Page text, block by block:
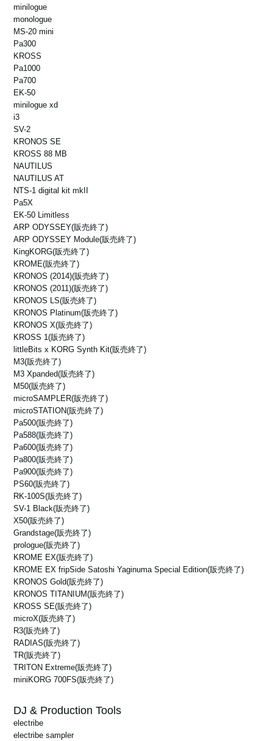
1.15 r56e
製品の追加: Pa5X
1.15 r51e
新製品のサポート: Keystage
1.15 r49e
新製品に対応: Liano, drumlogue, NTS-2
1.15 r45e
miniKORG 700FS をサポート
1.15 r43e
新製品に対応: NAUTILUS
1.15 r41e
新製品に対応: SQ-64
1.15 r38e
新製品に対応: volca sample
1.15 r36e
新製品をサポート: XE20
1.15 r35e
新製品に対応: SV-2, i3
1.15 r34e
新製品に対応: NTS-1 digital kit
1.15 r33e
Windows 10 V1903 で使用する場合の不具合を修正
1.15 r31e
B2/B2SP/B2N に対応、 Window 10 May 2019 Update (V1903) に対
応
1.15 r29e
新製品に対応: minilogue xd, KROME EX
新製品に対応: EK-50
1.15 r61e
Windows 10, Windows 11
1.15 r60e
1.15 r56e
Windows 10, Windows 11
1.15 r51e
Windows 10 (64bit のみ)
Windows 11
1.15 r49e
Windows 10, Windows 11
1.15 r45e
Windows 10 (32bit/64bit)
1.15 r43e
Windows 10 (32bit/64bit)
1.15 r41e
Windows 10 (32bit/64bit)
1.15 r38e
Windows 10 (32bit/64bit)
1.15 r36e
Windows 10 (32bit/64bit)
1.15 r35e
Windows 10 (32bit/64bit)
1.15 r34e
Windows 10 (32bit/64bit)
1.15 r33e
Windows 10 (32bit/64bit)
1.15 r31e
Windows 10 (32bit/64bit)
Windows 10 (32bit/64bit)
minilogue
monologue
MS-20 mini
Pa300
KROSS
Pa1000
Pa700
EK-50
minilogue xd
i3
SV-2
KRONOS SE
KROSS 88 MB
NAUTILUS
NAUTILUS AT
NTS-1 digital kit mkII
Pa5X
EK-50 Limitless
ARP ODYSSEY(販売終了)
ARP ODYSSEY Module(販売終了)
KingKORG(販売終了)
KROME(販売終了)
KRONOS (2014)(販売終了)
KRONOS (2011)(販売終了)
KRONOS LS(販売終了)
KRONOS Platinum(販売終了)
KRONOS X(販売終了)
KROSS 1(販売終了)
littleBits x KORG Synth Kit(販売終了)
M3(販売終了)
M3 Xpanded(販売終了)
M50(販売終了)
microSAMPLER(販売終了)
microSTATION(販売終了)
Pa500(販売終了)
Pa588(販売終了)
Pa600(販売終了)
Pa800(販売終了)
Pa900(販売終了)
PS60(販売終了)
RK-100S(販売終了)
SV-1 Black(販売終了)
X50(販売終了)
Grandstage(販売終了)
prologue(販売終了)
KROME EX(販売終了)
KROME EX fripSide Satoshi Yaginuma Special Edition(販売終了)
KRONOS Gold(販売終了)
KRONOS TITANIUM(販売終了)
KROSS SE(販売終了)
microX(販売終了)
R3(販売終了)
RADIAS(販売終了)
TR(販売終了)
TRITON Extreme(販売終了)
miniKORG 700FS(販売終了)
DJ & Production Tools
electribe
electribe sampler